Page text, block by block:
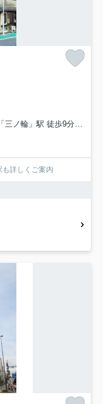
三ノ輪」駅 徒歩9分
詳しくご案内